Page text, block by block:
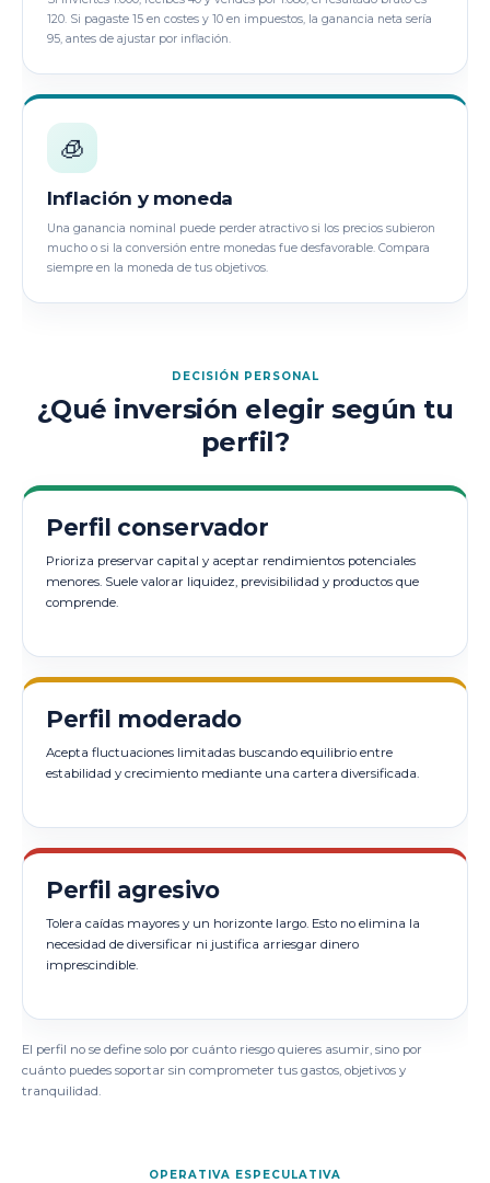
120. Si pagaste 15 en costes y 10 en impuestos, la ganancia neta sería
95, antes de ajustar por inflación.
🧊
Inflación y moneda
Una ganancia nominal puede perder atractivo si los precios subieron
mucho o si la conversión entre monedas fue desfavorable. Compara
siempre en la moneda de tus objetivos.
DECISIÓN PERSONAL
¿Qué inversión elegir según tu
perfil?
Perfil conservador
Prioriza preservar capital y aceptar rendimientos potenciales
menores. Suele valorar liquidez, previsibilidad y productos que
comprende.
Perfil moderado
Acepta fluctuaciones limitadas buscando equilibrio entre
estabilidad y crecimiento mediante una cartera diversificada.
Perfil agresivo
Tolera caídas mayores y un horizonte largo. Esto no elimina la
necesidad de diversificar ni justifica arriesgar dinero
imprescindible.
El perfil no se define solo por cuánto riesgo quieres asumir, sino por
cuánto puedes soportar sin comprometer tus gastos, objetivos y
tranquilidad.
OPERATIVA ESPECULATIVA